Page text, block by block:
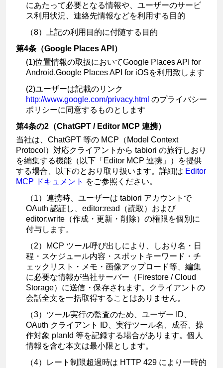
にあたって必要となる情報や、ユーザーのサービ
ス利用状況、連絡先情報などを利用する目的
（8）上記の利用目的に付随する目的
第4条（Google Places API）
(1)位置情報の取扱においてGoogle Places API for
Android,Google Places API for iOSを利用致します
(2)ユーザーは記載のリンク
http://www.google.com/privacy.html のプライバシー
ポリシーに同意するものとします
第4条の2（ChatGPT / Editor MCP 連携）
当社は、ChatGPT 等の MCP（Model Context
Protocol）対応クライアントから tabiori の旅行しおり
を編集する機能（以下「Editor MCP 連携」）を提供
する場合、以下のとおり取り扱います。詳細は Editor
MCP ドキュメント をご参照ください。
（1）連携時、ユーザーは tabiori アカウントで
OAuth 認証し、 editor:read
（読取）および
editor:write （作成・更新・削除）の権限を個別に
付与します。
（2）MCP ツール呼び出しにより、しおり名・日
程・スケジュール内容・スポットキーワード・チ
ェックリスト・メモ・画像アップロード等、編集
に必要な情報が当社サーバー（Firestore / Cloud
Storage）に送信・保存されます。クライアントの
会話全文を一括取得することはありません。
（3）ツール実行の監査のため、ユーザー ID、
OAuth クライアント ID、実行ツール名、成否、操
作対象 planId 等を記録する場合があります。個人
情報を含む本文は最小限とします。
（4）レート制限超過時は HTTP 429 により一時的